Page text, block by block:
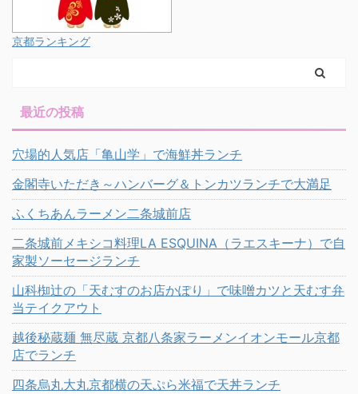
京都ランキング
最近の投稿
穴場的人気店「亀山学」で海鮮丼ランチ
金閣寺いただき～ハンバーグ＆トンカツランチで大満足
ふくちあんラーメン二条城前店
二条城前メキシコ料理LA ESQUINA（ラエスキーナ）で自
家製ソーセージランチ
山科椥辻の「天むすのお店かぽり」で味噌カツと天むす弁
当テイクアウト
越後秘蔵麺 無尽蔵 京都八条家ラーメンイオンモール京都
店でランチ
四条烏丸大丸京都横の天ぷら米福で天丼ランチ